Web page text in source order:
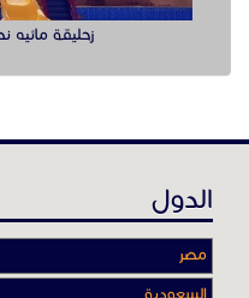
زحليقة مائيه
الدول